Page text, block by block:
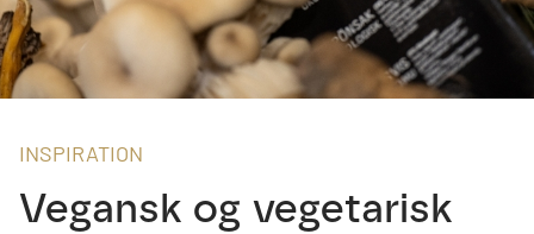
INSPIRATION
Vegansk og vegetarisk